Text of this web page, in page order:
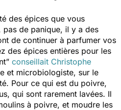
des épices que vous
de panique, il y a des
de continuer à parfumer vos
des épices entières pour les
” conseillait Christophe
et microbiologiste, sur le
Pour ce qui est du poivre,
qui sont rarement lavées. Il
à poivre, et moudre les